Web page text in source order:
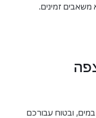
זמינים.
ובטוח עבורכם